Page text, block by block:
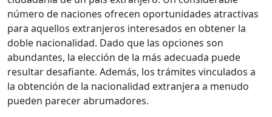
número de naciones ofrecen oportunidades atractivas
para aquellos extranjeros interesados en obtener la
doble nacionalidad. Dado que las opciones son
abundantes, la elección de la más adecuada puede
resultar desafiante. Además, los trámites vinculados a
la obtención de la nacionalidad extranjera a menudo
pueden parecer abrumadores.